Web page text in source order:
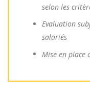
selon les
Evaluation
salariés
Mise en place